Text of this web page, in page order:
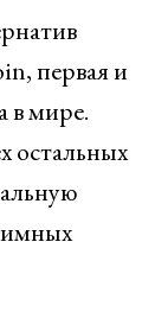
первая и
в мире.
остальных